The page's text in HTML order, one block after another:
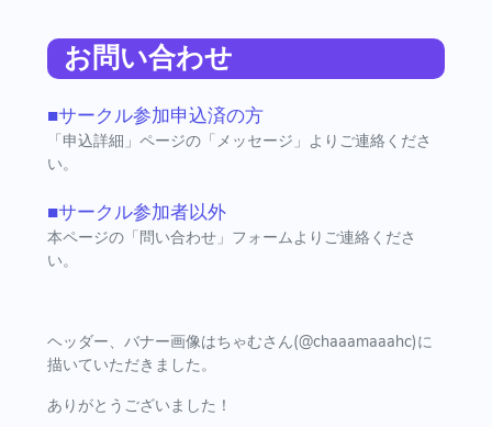
お問い合わせ
■サークル参加申込済の方
「申込詳細」ページの「メッセージ」よりご連絡くださ
い。
■サークル参加者以外
本ページの「問い合わせ」フォームよりご連絡くださ
い。
ヘッダー、バナー画像はちゃむさん(@chaaamaaahc)に
描いていただきました。
ありがとうございました！